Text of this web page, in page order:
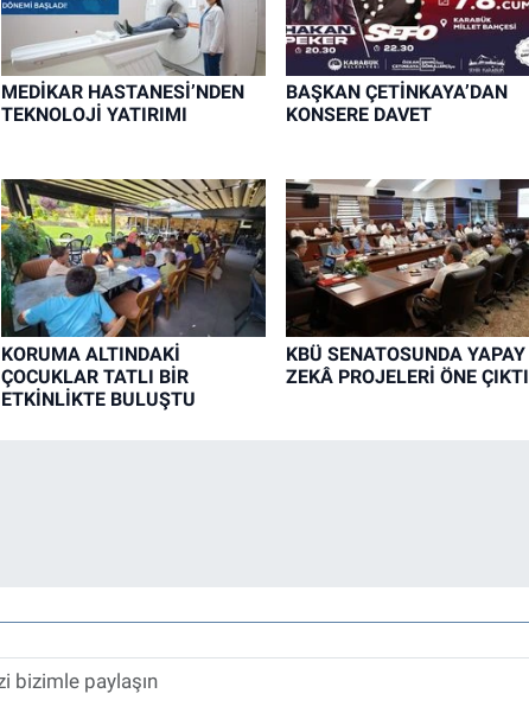
MEDİKAR HASTANESİ’NDEN
TEKNOLOJİ YATIRIMI
BAŞKAN ÇETİNKAYA’DAN
KONSERE DAVET
KORUMA ALTINDAKİ
ÇOCUKLAR TATLI BİR
ETKİNLİKTE BULUŞTU
KBÜ SENATOSUNDA YAPAY
ZEKÂ PROJELERİ ÖNE ÇIKTI